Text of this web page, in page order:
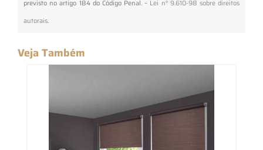
previsto no artigo 184 do Código Penal. – Lei n° 9.610-98 sobre direitos
autorais.
Veja Também